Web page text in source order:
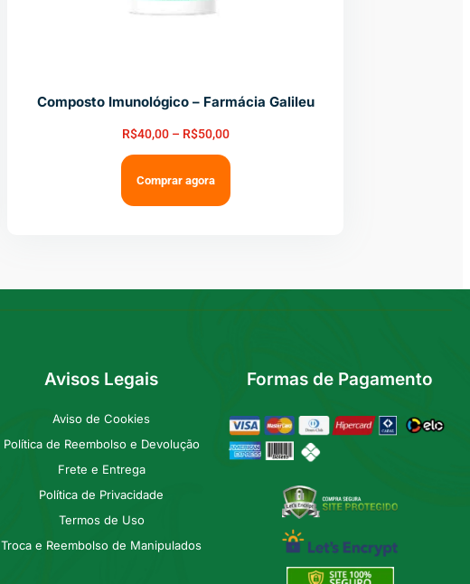
Composto Imunológico – Farmácia Galileu
R$40,00 – R$50,00
Comprar agora
Avisos Legais
Aviso de Cookies
Política de Reembolso e Devolução
Frete e Entrega
Política de Privacidade
Termos de Uso
Troca e Reembolso de Manipulados
Formas de Pagamento